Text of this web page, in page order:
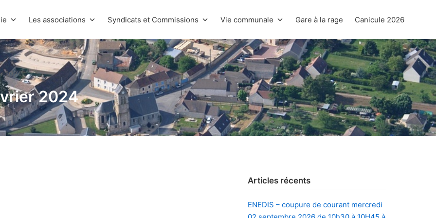
Les associations Syndicats et Commissions Vie communale Gare à la rage Canicule 2026
2024
2024
Articles récents
ENEDIS – coupure de courant mercredi